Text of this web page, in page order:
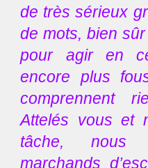
de très sérieux
de mots, bien
pour agir en
encore plus
comprennent
Attelés vous et
tâche, nous
marchands